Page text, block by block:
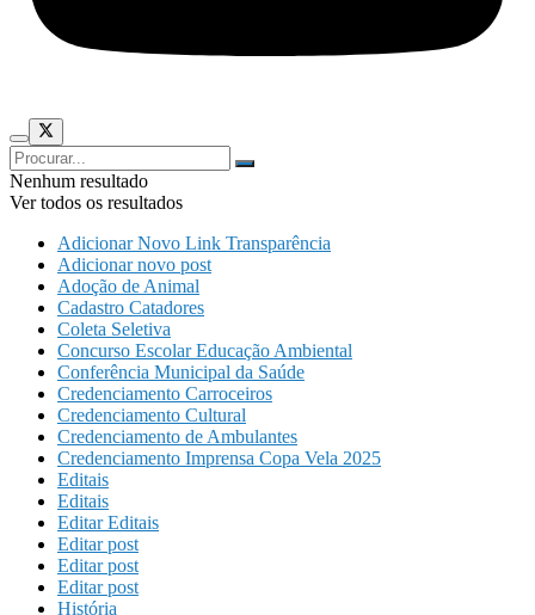
Nenhum resultado
Ver todos os resultados
Adicionar Novo Link Transparência
Adicionar novo post
Adoção de Animal
Cadastro Catadores
Coleta Seletiva
Concurso Escolar Educação Ambiental
Conferência Municipal da Saúde
Credenciamento Carroceiros
Credenciamento Cultural
Credenciamento de Ambulantes
Credenciamento Imprensa Copa Vela 2025
Editais
Editais
Editar Editais
Editar post
Editar post
Editar post
História